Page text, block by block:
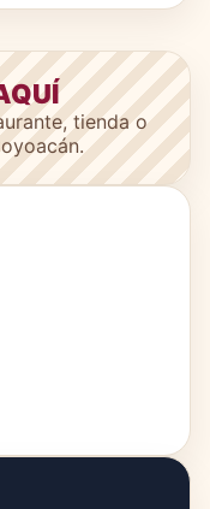
tienda o